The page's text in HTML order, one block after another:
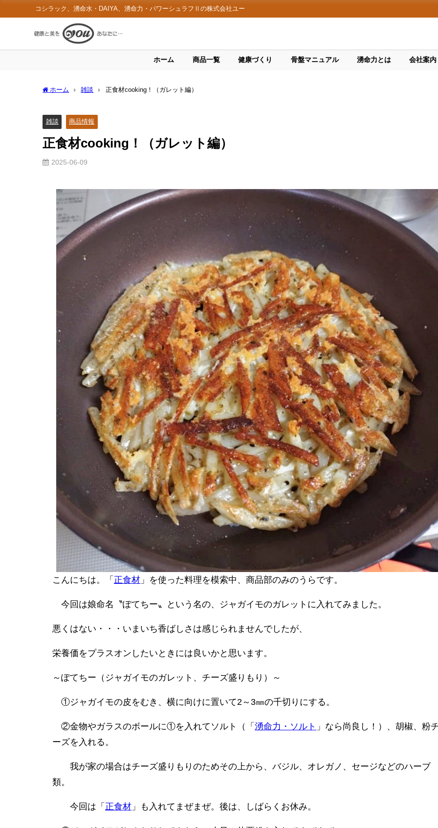
コシラック、湧命水・DAIYA、湧命力・パワーシュラフⅡの株式会社ユー
ホーム 商品一覧 健康づくり 骨盤マニュアル 湧命力とは 会社案内
ホーム 雑談 正食材cooking！（ガレット編）
雑談 商品情報
正食材cooking！（ガレット編）
2025-06-09
こんにちは。「 正食材 」を使った料理を模索中、商品部のみのうらです。
今回は娘命名〝ぽてちー〟という名の、ジャガイモのガレットに入れてみました。
悪くはない・・・いまいち香ばしさは感じられませんでしたが、
栄養価をプラスオンしたいときには良いかと思います。
～ぽてちー（ジャガイモのガレット、チーズ盛りもり）～
①ジャガイモの皮をむき、横に向けに置いて2～3㎜の千切りにする。
②金物やガラスのボールに①を入れてソルト（「湧命力・ソルト 」なら尚良し！）、胡椒、粉
ーズを入れる。
我が家の場合はチーズ盛りもりのためその上から、バジル、オレガノ、セージなどのハーブ
類。
今回は「 正食材 」も入れてまぜまぜ。後は、しばらくお休み。